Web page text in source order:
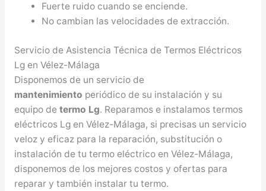
Fuerte ruido cuando se enciende.
No cambian las velocidades de extracción.
Servicio de Asistencia Técnica de Termos Eléctricos
Lg en Vélez-Málaga
Disponemos de un servicio de
mantenimiento periódico de su instalación y su
equipo de termo Lg. Reparamos e instalamos termos
eléctricos Lg en Vélez-Málaga, si precisas un servicio
veloz y eficaz para la reparación, substitución o
instalación de tu termo eléctrico en Vélez-Málaga,
disponemos de los mejores costos y ofertas para
reparar y también instalar tu termo.